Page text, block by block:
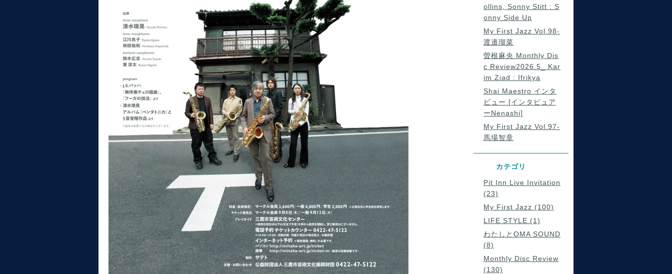
ollins, Sonny Stitt : S
onny Side Up
My First Jazz Vol.98-
渡邉瑠菜
曽根麻央 Monthly Dis
c Review2026.5_ Kar
im Ziad : Ifrikya
Shai Maestro インタ
ビュー [インタビュア
ーNenashi]
My First Jazz Vol.97-
馬場智章
カテゴリ
Pit Inn Live Invitation
(23)
My First Jazz (100)
LIFE STYLE (1)
わたしとOMA SOUND
(8)
Monthly Disc Review
(130)